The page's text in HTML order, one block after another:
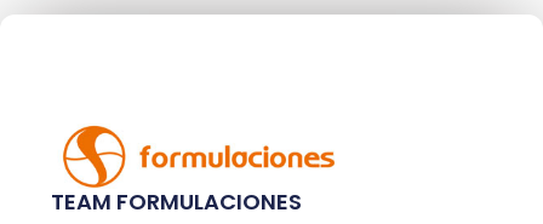
TEAM FORMULACIONES